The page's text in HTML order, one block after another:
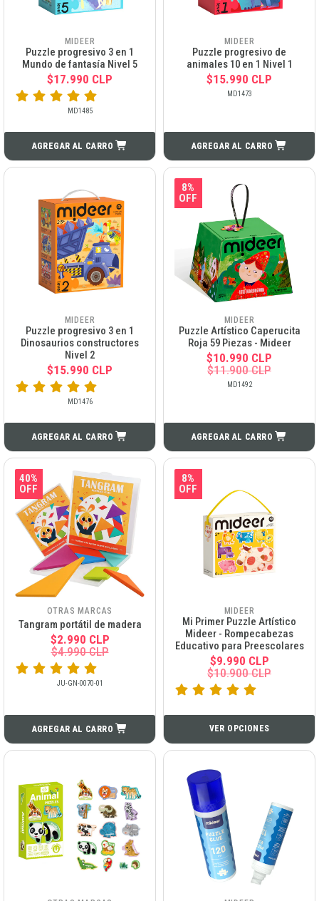
MIDEER
Puzzle progresivo 3 en 1
Mundo de fantasía Nivel 5
$17.990 CLP
MD1485
AGREGAR AL CARRO
MIDEER
Puzzle progresivo de
animales 10 en 1 Nivel 1
$15.990 CLP
MD1473
AGREGAR AL CARRO
MIDEER
Puzzle progresivo 3 en 1
Dinosaurios constructores
Nivel 2
$15.990 CLP
MD1476
AGREGAR AL CARRO
8%
OFF
MIDEER
Puzzle Artístico Caperucita
Roja 59 Piezas - Mideer
$10.990 CLP
$11.900 CLP
MD1492
AGREGAR AL CARRO
40%
OFF
OTRAS MARCAS
Tangram portátil de madera
$2.990 CLP
$4.990 CLP
JU-GN-0070-01
AGREGAR AL CARRO
8%
OFF
MIDEER
Mi Primer Puzzle Artístico
Mideer - Rompecabezas
Educativo para Preescolares
$9.990 CLP
$10.900 CLP
VER OPCIONES